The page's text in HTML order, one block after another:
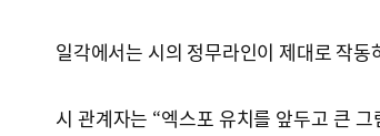
일각에서는 시의 정무라인이 제대로 작
시 관계자는 “엑스포 유치를 앞두고 큰